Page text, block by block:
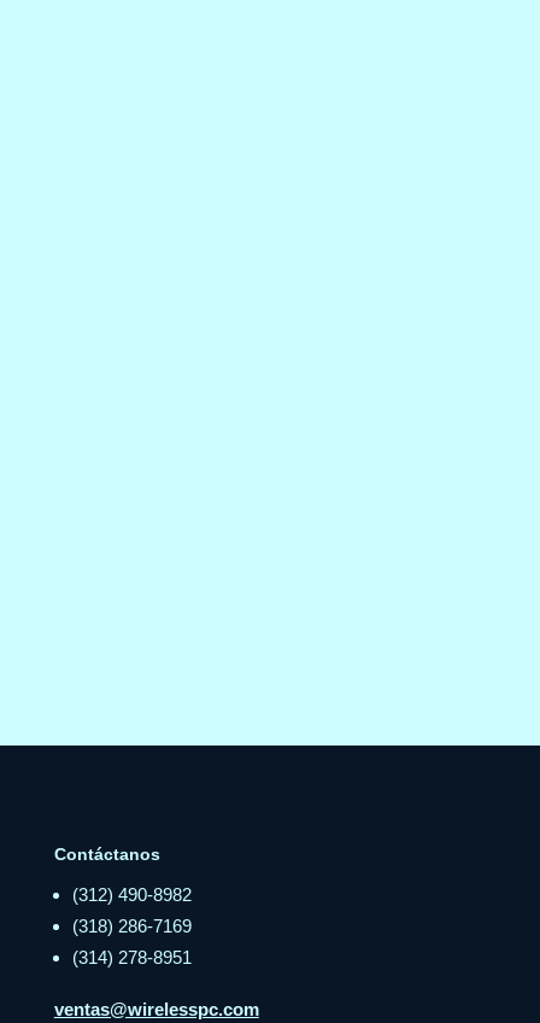
Contáctanos
(312) 490-8982
(318) 286-7169
(314) 278-8951
ventas@wirelesspc.com